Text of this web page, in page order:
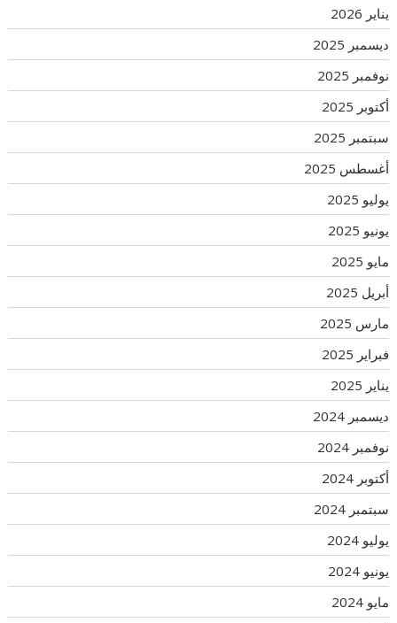
يناير 2026
ديسمبر 2025
نوفمبر 2025
أكتوبر 2025
سبتمبر 2025
أغسطس 2025
يوليو 2025
يونيو 2025
مايو 2025
أبريل 2025
مارس 2025
فبراير 2025
يناير 2025
ديسمبر 2024
نوفمبر 2024
أكتوبر 2024
سبتمبر 2024
يوليو 2024
يونيو 2024
مايو 2024